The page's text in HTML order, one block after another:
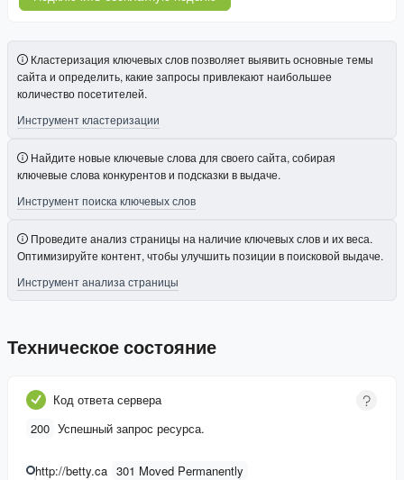
Кластеризация ключевых слов позволяет выявить основные темы
сайта и определить, какие запросы привлекают наибольшее
количество посетителей.
Инструмент кластеризации
Найдите новые ключевые слова для своего сайта, собирая
ключевые слова конкурентов и подсказки в выдаче.
Инструмент поиска ключевых слов
Проведите анализ страницы на наличие ключевых слов и их веса.
Оптимизируйте контент, чтобы улучшить позиции в поисковой выдаче.
Инструмент анализа страницы
Техническое состояние
Код ответа сервера
200 Успешный запрос ресурса.
http://betty.ca 301 Moved Permanently